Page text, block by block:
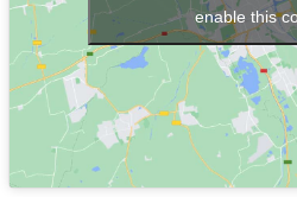
enable this